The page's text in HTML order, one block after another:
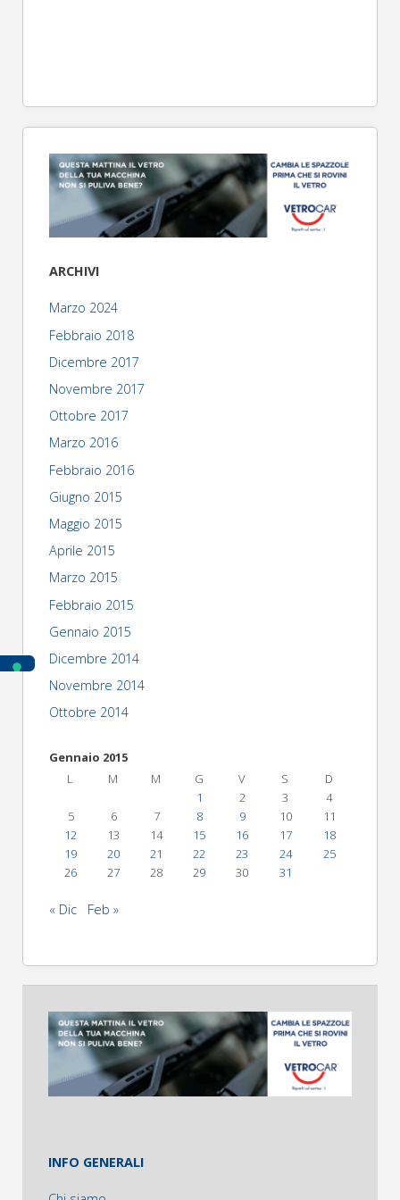
ARCHIVI
Marzo 2024
Febbraio 2018
Dicembre 2017
Novembre 2017
Ottobre 2017
Marzo 2016
Febbraio 2016
Giugno 2015
Maggio 2015
Aprile 2015
Marzo 2015
Febbraio 2015
Gennaio 2015
Dicembre 2014
Novembre 2014
Ottobre 2014
Gennaio 2015
L
M M G V S
D
1
2 3
4
5
6 7 8 9 10
11
12
13 14 15 16 17
18
19
20 21 22 23 24
25
26
27 28 29 30 31
« Dic Feb »
INFO GENERALI